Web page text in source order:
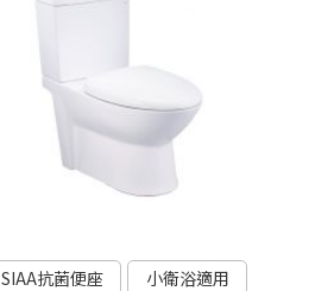
SIAA抗菌便座
小衛浴適用